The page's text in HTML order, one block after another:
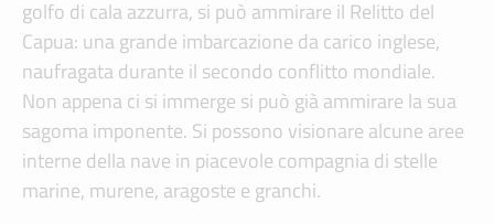
golfo di cala azzurra, si può ammirare il Relitto del
Capua: una grande imbarcazione da carico inglese,
naufragata durante il secondo conflitto mondiale.
Non appena ci si immerge si può già ammirare la sua
sagoma imponente. Si possono visionare alcune aree
interne della nave in piacevole compagnia di stelle
marine, murene, aragoste e granchi.